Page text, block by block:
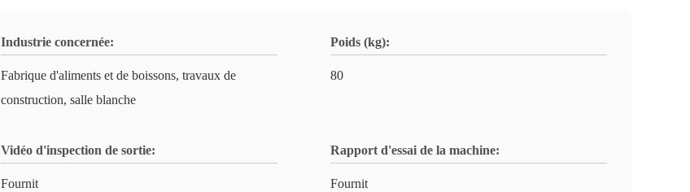
Industrie concernée:
Fabrique d'aliments et de boissons, travaux de
construction, salle blanche
Poids (kg):
80
Vidéo d'inspection de sortie:
Fournit
Rapport d'essai de la machine:
Fournit